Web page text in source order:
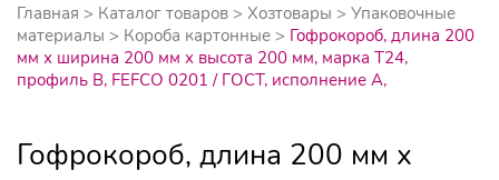
Главная Каталог товаров Хозтовары
Упаковочные
материалы
Короба картонные
Гофрокороб, длина 200
мм х ширина 200 мм х высота 200 мм, марка Т24,
профиль В, FEFCO 0201 / ГОСТ, исполнение А,
Гофрокороб, длина 200 мм х